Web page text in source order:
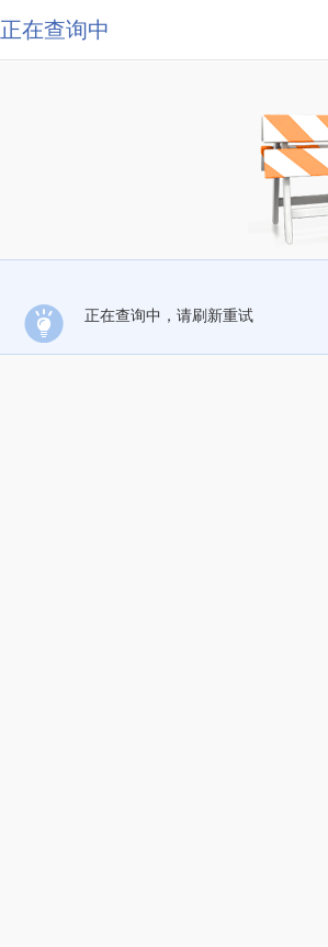
正在查询中
正在查询中，请刷新重试